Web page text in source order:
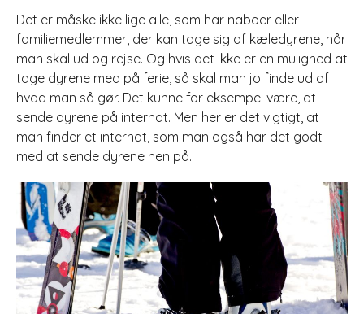
Det er måske ikke lige alle, som har naboer eller
familiemedlemmer, der kan tage sig af kæledyrene, når
man skal ud og rejse. Og hvis det ikke er en mulighed at
tage dyrene med på ferie, så skal man jo finde ud af
hvad man så gør. Det kunne for eksempel være, at
sende dyrene på internat. Men her er det vigtigt, at
man finder et internat, som man også har det godt
med at sende dyrene hen på.